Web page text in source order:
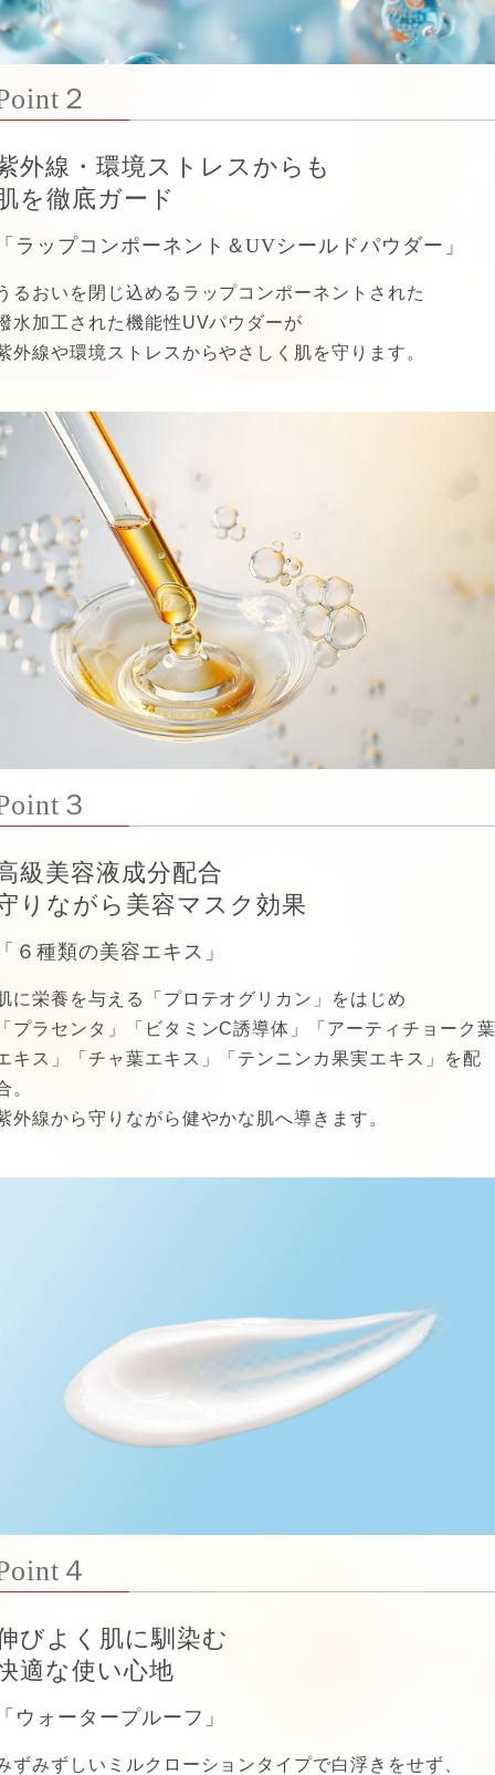
２
外線・環境ストレスからも
を徹底ガード
ラップコンポーネント＆UVシールドパウダー」
るおいを閉じ込めるラップコンポーネントされた
水加工された機能性UVパウダーが
外線や環境ストレスからやさしく肌を守ります。
３
級美容液成分配合
りながら美容マスク効果
６種類の美容エキス」
に栄養を与える「プロテオグリカン」をはじめ
プラセンタ」「ビタミンC誘導体」「アーティチョーク葉
キス」「チャ葉エキス」「テンニンカ果実エキス」を配
。
外線から守りながら健やかな肌へ導きます。
４
びよく肌に馴染む
適な使い心地
ウォータープルーフ」
ずみずしいミルクローションタイプで白浮きをせず、